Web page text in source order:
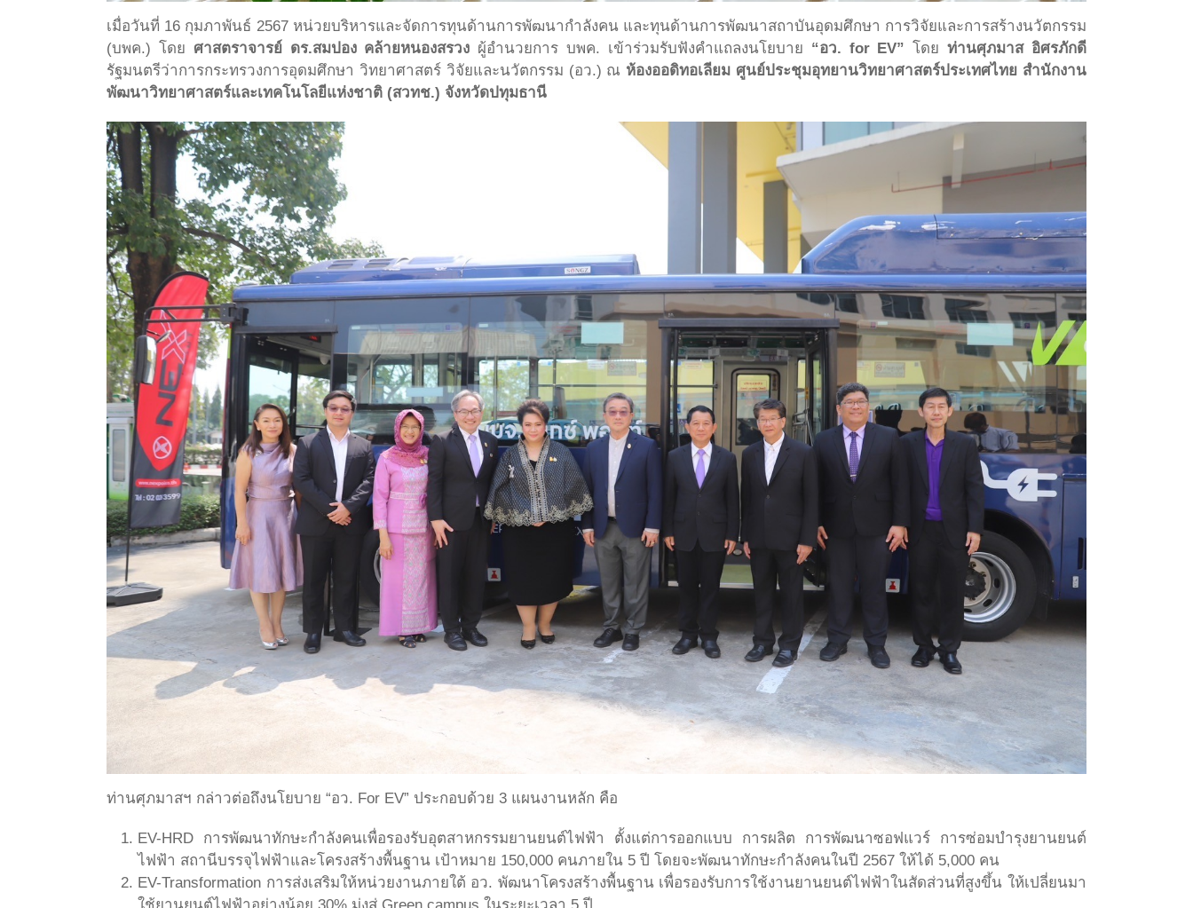
เมื่อวันที่ 16 กุมภาพันธ์ 2567 หน่วยบริหารและจัดการทุนด้านการพัฒนากำลังคน และทุนด้านการพัฒนาสถาบันอุดมศึกษา การวิจัยและการสร้างนวัตกรรม
(บพค.) โดย ศาสตราจารย์ ดร.สมปอง คล้ายหนองสรวง ผู้อำนวยการ บพค. เข้าร่วมรับฟังคำแถลงนโยบาย “อว. for EV” โดยท่านศุภมาส อิศรภักดี
รัฐมนตรีว่าการกระทรวงการอุดมศึกษา วิทยาศาสตร์ วิจัยและนวัตกรรม (อว.) ณ ห้องออดิทอเลียม ศูนย์ประชุมอุทยานวิทยาศาสตร์ประเทศไทย สำนักงาน
พัฒนาวิทยาศาสตร์และเทคโนโลยีแห่งชาติ (สวทช.) จังหวัดปทุมธานี
ท่านศุภมาสฯ กล่าวต่อถึงนโยบาย “อว. For EV” ประกอบด้วย 3 แผนงานหลัก คือ
EV-HRD การพัฒนาทักษะกำลังคนเพื่อรองรับอุตสาหกรรมยานยนต์ไฟฟ้า ตั้งแต่การออกแบบ การผลิต การพัฒนาซอฟแวร์ การซ่อมบำรุงยานยนต์
ไฟฟ้า สถานีบรรจุไฟฟ้าและโครงสร้างพื้นฐาน เป้าหมาย 150,000 คนภายใน 5 ปี โดยจะพัฒนาทักษะกำลังคนในปี 2567 ให้ได้ 5,000 คน
EV-Transformation การส่งเสริมให้หน่วยงานภายใต้ อว. พัฒนาโครงสร้างพื้นฐาน เพื่อรองรับการใช้งานยานยนต์ไฟฟ้าในสัดส่วนที่สูงขึ้น ให้เปลี่ยนมา